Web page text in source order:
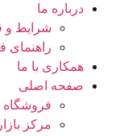
درباره ما
شرایط و
راهنمای
همکاری با ما
صفحه اصلی
فروشگاه
مرکز